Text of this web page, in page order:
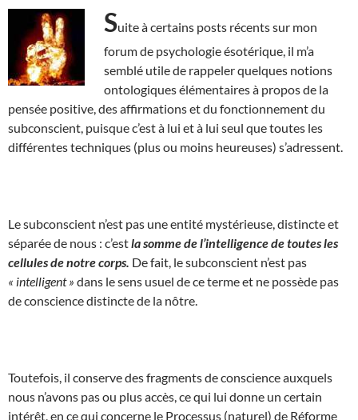
Suite à certains posts récents sur mon
forum de psychologie ésotérique, il m’a
semblé utile de rappeler quelques notions
ontologiques élémentaires à propos de la
pensée positive, des affirmations et du fonctionnement du
subconscient, puisque c’est à lui et à lui seul que toutes les
différentes techniques (plus ou moins heureuses) s’adressent.
Le subconscient n’est pas une entité mystérieuse, distincte et
séparée de nous : c’estla somme de l’intelligence de toutes les
cellules de notre corps. De fait, le subconscient n’est pas
« intelligent » dans le sens usuel de ce terme et ne possède pas
de conscience distincte de la nôtre.
Toutefois, il conserve des fragments de conscience auxquels
nous n’avons pas ou plus accès, ce qui lui donne un certain
intérêt, en ce qui concerne le Processus (naturel) de Réforme